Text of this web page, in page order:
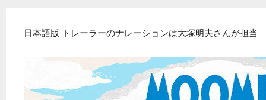
日本語版 トレーラーのナレーションは大塚明夫さんが担当